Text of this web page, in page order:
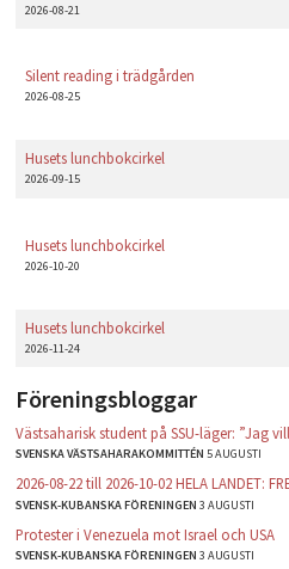
2026-08-21
Silent reading i trädgården
2026-08-25
Husets lunchbokcirkel
2026-09-15
Husets lunchbokcirkel
2026-10-20
Husets lunchbokcirkel
2026-11-24
Föreningsbloggar
Västsaharisk student på SSU-läger: ”Jag
SVENSKA VÄSTSAHARAKOMMITTÉN5 AUGUSTI
2026-08-22 till 2026-10-02 HELA LANDET:
SVENSK-KUBANSKA FÖRENINGEN3 AUGUSTI
Protester i Venezuela mot Israel och USA
SVENSK-KUBANSKA FÖRENINGEN3 AUGUSTI